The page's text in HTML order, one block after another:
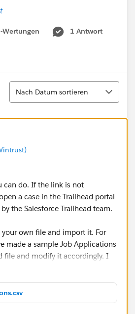
1 Antwort
Sortieren
Nach Datum sortieren
can do. If the link is not
a case in the Trailhead portal
the Salesforce Trailhead team.
your own file and import it. For
made a sample Job Applications
file and modify it accordingly. I